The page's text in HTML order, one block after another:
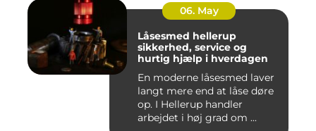
06. May
Låsesmed hellerup
sikkerhed, service og
hurtig hjælp i hverdagen
En moderne låsesmed laver
langt mere end at låse døre
op. I Hellerup handler
arbejdet i høj grad om ...